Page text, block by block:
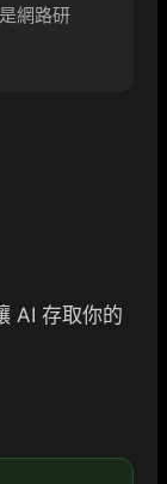
網路研
AI 存取你的